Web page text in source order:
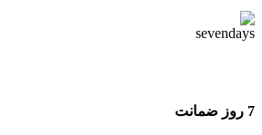
7 روز ضمانت